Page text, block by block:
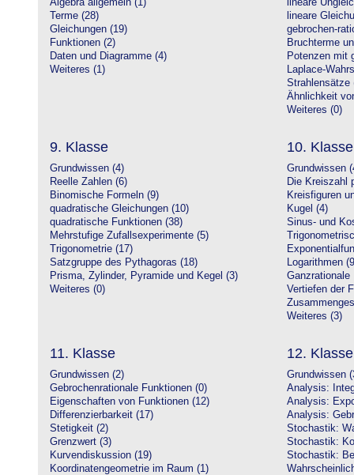
Algebra allgemein (1)
Terme (28)
Gleichungen (19)
Funktionen (2)
Daten und Diagramme (4)
Weiteres (1)
lineare
lineare
gebrochen-
Bruchterme
Potenzen mit
Laplace-
Strahlensätze
Ähnlichkeit
Weiteres (0)
9. Klasse
Grundwissen (4)
Reelle Zahlen (6)
Binomische Formeln (9)
quadratische Gleichungen (10)
quadratische Funktionen (38)
Mehrstufige Zufallsexperimente (5)
Trigonometrie (17)
Satzgruppe des Pythagoras (18)
Prisma, Zylinder, Pyramide und Kegel (3)
Weiteres (0)
10. Klasse
Grundwissen
Die Kreiszahl
Kreisfiguren
Kugel (4)
Sinus- und
Logarithmen
Ganzrationale
Vertiefen der
Weiteres (3)
11. Klasse
Grundwissen (2)
Gebrochenrationale Funktionen (0)
Eigenschaften von Funktionen (12)
Differenzierbarkeit (17)
Stetigkeit (2)
Grenzwert (3)
Kurvendiskussion (19)
Koordinatengeometrie im Raum (1)
12. Klasse
Grundwissen
Analysis:
Analysis:
Analysis:
Stochastik:
Stochastik:
Stochastik: